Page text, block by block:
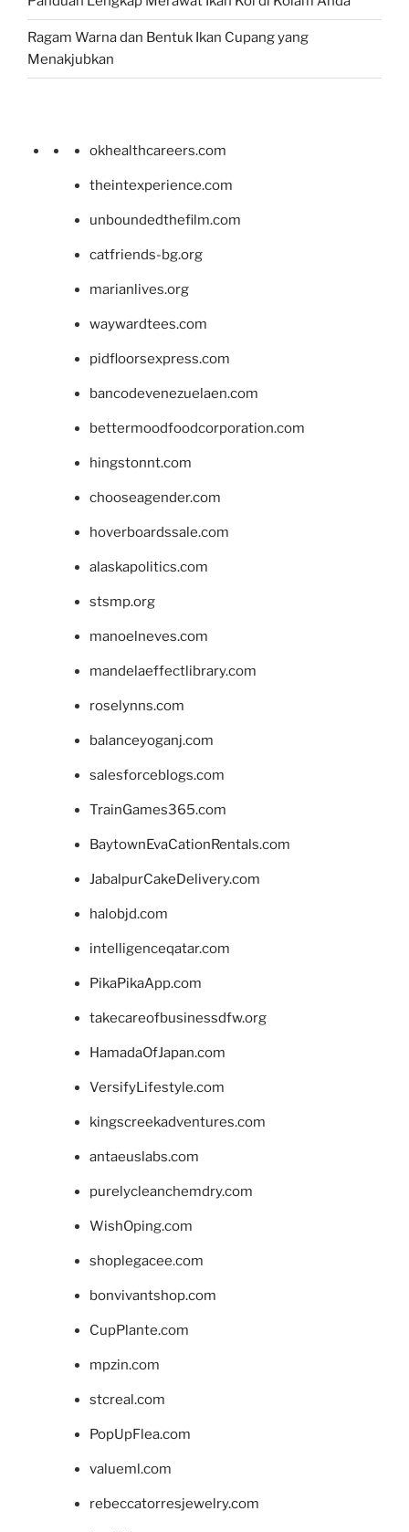
Ragam Warna dan Bentuk Ikan Cupang yang
Menakjubkan
okhealthcareers.com
theintexperience.com
unboundedthefilm.com
catfriends-bg.org
marianlives.org
waywardtees.com
pidfloorsexpress.com
bancodevenezuelaen.com
bettermoodfoodcorporation.com
hingstonnt.com
chooseagender.com
hoverboardssale.com
alaskapolitics.com
stsmp.org
manoelneves.com
mandelaeffectlibrary.com
roselynns.com
balanceyoganj.com
salesforceblogs.com
TrainGames365.com
BaytownEvaCationRentals.com
JabalpurCakeDelivery.com
halobjd.com
intelligenceqatar.com
PikaPikaApp.com
takecareofbusinessdfw.org
HamadaOfJapan.com
VersifyLifestyle.com
kingscreekadventures.com
antaeuslabs.com
purelycleanchemdry.com
WishOping.com
shoplegacee.com
bonvivantshop.com
CupPlante.com
mpzin.com
stcreal.com
PopUpFlea.com
valueml.com
rebeccatorresjewelry.com